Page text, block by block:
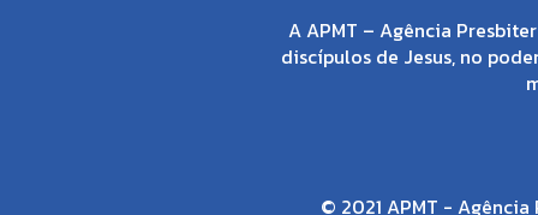
A APMT – Agência
discípulos de Jesus, no
© 2021 APMT -